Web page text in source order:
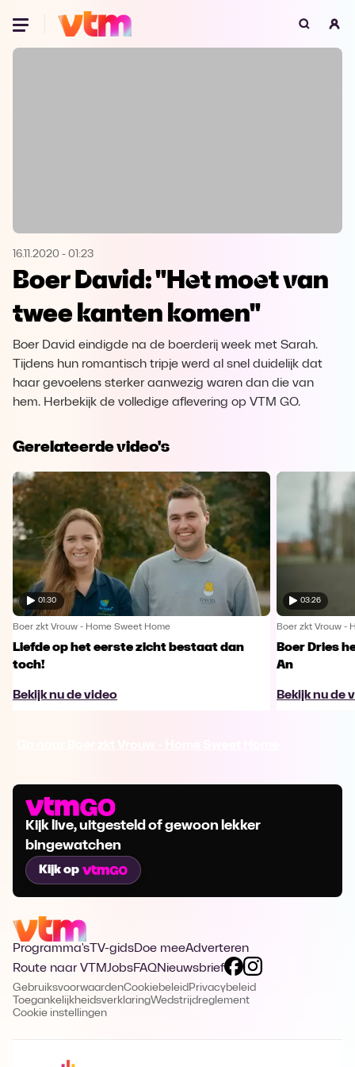
Oeps, browser niet ondersteund
Microsoft Edge Download
Opera Download
16.11.2020 - 01:23
Boer David: "Het moet van
twee kanten komen"
Boer David eindigde na de boerderij week met Sarah.
Tijdens hun romantisch tripje werd al snel duidelijk dat
haar gevoelens sterker aanwezig waren dan die van
hem. Herbekijk de volledige aflevering op VTM GO.
Gerelateerde video's
01:30
Boer zkt Vrouw - Home Sweet Home
Liefde op het eerste zicht bestaat dan
toch!
Bekijk nu de video
03:26
Boer zkt Vrouw -
Boer Dries
An
Bekijk nu de
Kijk live, uitgesteld of gewoon lekker
bingewatchen
Kijk op
Programma's TV-gidsDoe meeAdverteren
Route naar VTMJobsFAQNieuwsbrief
GebruiksvoorwaardenCookiebeleid Privacybeleid
ToegankelijkheidsverklaringWedstrijdreglement
Cookie instellingen